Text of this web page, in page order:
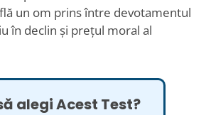
un om prins între devotamentul
în declin și prețul moral al
alegi Acest Test?